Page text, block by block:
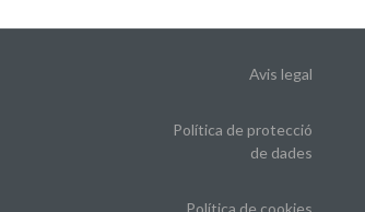
Avis legal
Política de protecció
de dades